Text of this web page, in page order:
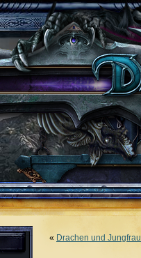
« Drachen und